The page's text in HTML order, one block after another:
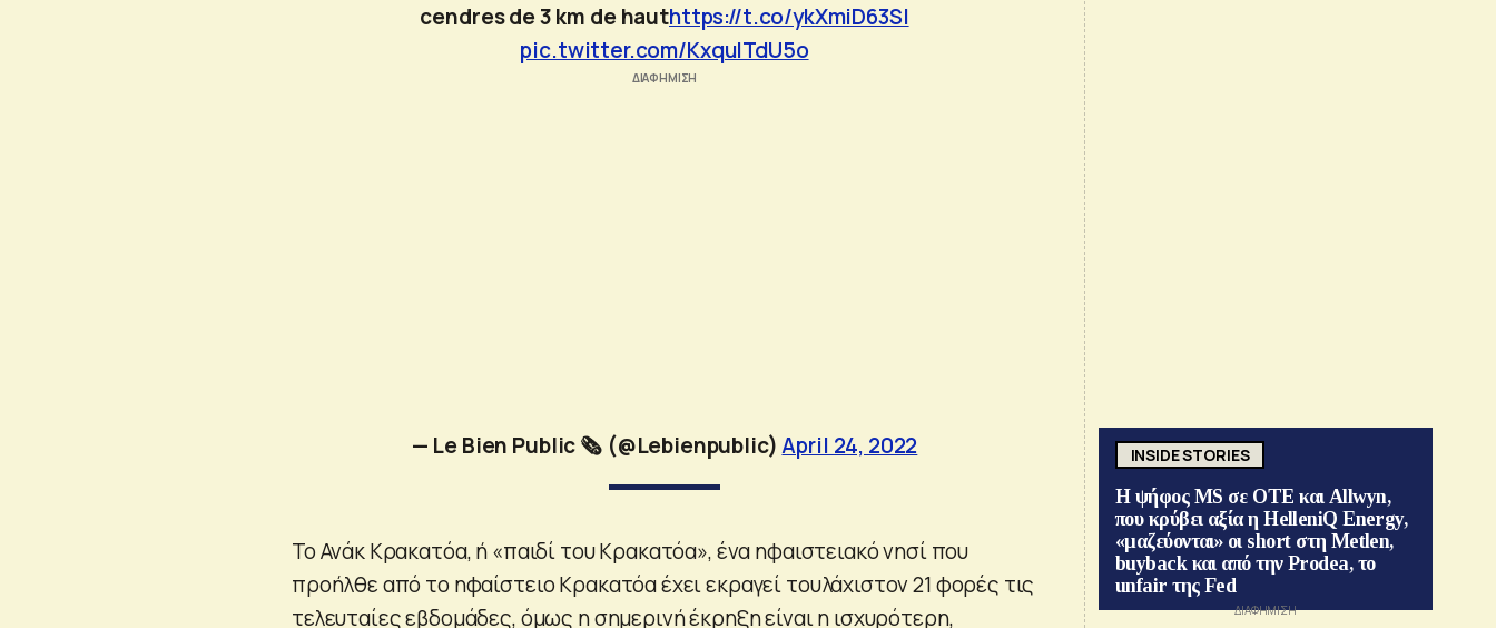
cendres de 3 km de hauthttps://t.co/ykXmiD63Sl
pic.twitter.com/KxquITdU5o
— Le Bien Public 🗞️ (@Lebienpublic)April 24, 2022
Το Ανάκ Κρακατόα, ή «παιδί του Κρακατόα», ένα ηφαιστειακό νησί που
προήλθε από το ηφαίστειο Κρακατόα έχει εκραγεί τουλάχιστον 21 φορές τις
τελευταίες εβδομάδες, όμως η σημερινή έκρηξη είναι η ισχυρότερη,
INSIDE STORIES
Η ψήφος MS σε ΟΤΕ και Allwyn,
που κρύβει αξία η HelleniQ Energy,
«μαζεύονται» οι short στη Metlen,
buyback και από την Prodea, το
unfair της Fed